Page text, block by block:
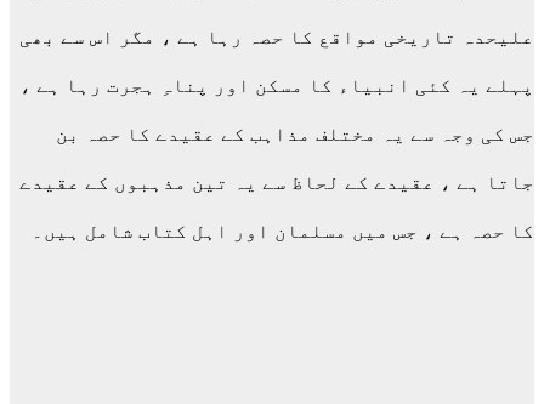
علیحدہ تاریخی مواقع کا حصہ رہا ہے ، مگر اس سے بھی
پہلے یہ کئی انبیاء کا مسکن اور پناہِ ہجرت رہا ہے ،
جس کی وجہ سے یہ مختلف مذاہب کے عقیدے کا حصہ بن
جاتا ہے ، عقیدے کے لحاظ سے یہ تین مذہبوں کے عقیدے
کا حصہ ہے ، جس میں مسلمان اور اہل کتاب شامل ہیں۔